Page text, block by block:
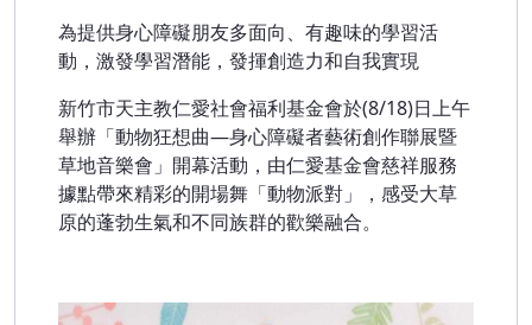
為提供身心障礙朋友多面向、有趣味的學習活
動，激發學習潛能，發揮創造力和自我實現
新竹市天主教仁愛社會福利基金會於(8/18)日上午
舉辦「動物狂想曲—身心障礙者藝術創作聯展暨
草地音樂會」開幕活動，由仁愛基金會慈祥服務
據點帶來精彩的開場舞「動物派對」，感受大草
原的蓬勃生氣和不同族群的歡樂融合。